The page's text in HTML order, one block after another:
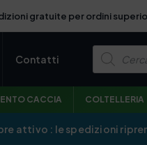
gratuite per ordini
Contatti
P
o
d
u
c
t
s
CACCIA COLTELLERIA
attivo : le spedizioni